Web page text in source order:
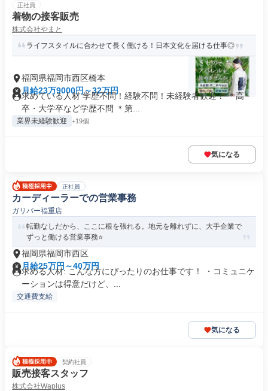
正社員
着物の接客販売
株式会社やまと
ライフスタイルに合わせて長く働ける！日本文化を届ける仕事◎
福岡県福岡市西区橋本
月給23万9000円～32万円
求めている人材 学歴不問！経験不問！未経験者歓迎！ ＊高
卒・大学卒など学歴不問 ＊第...
業界未経験歓迎 +19個
気になる
正社員
カーディーラーでの営業事務
ガリバー福重店
転勤なしだから、ここに根を張れる。地元を離れずに、大手企業で
ずっと働ける営業事務⭐
福岡県福岡市西区
月給25万円～40万円
求める人材: こんな方にぴったりのお仕事です！ ・コミュニケ
ーションは得意だけど、...
交通費支給
気になる
契約社員
販売接客スタッフ
株式会社Waplus